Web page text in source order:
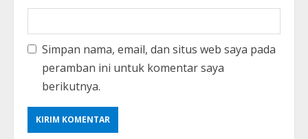
Simpan nama, email, dan situs web saya pada
peramban ini untuk komentar saya
berikutnya.